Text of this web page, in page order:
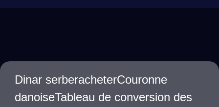
Dinar serberacheterCouronne
danoiseTableau de conversion des